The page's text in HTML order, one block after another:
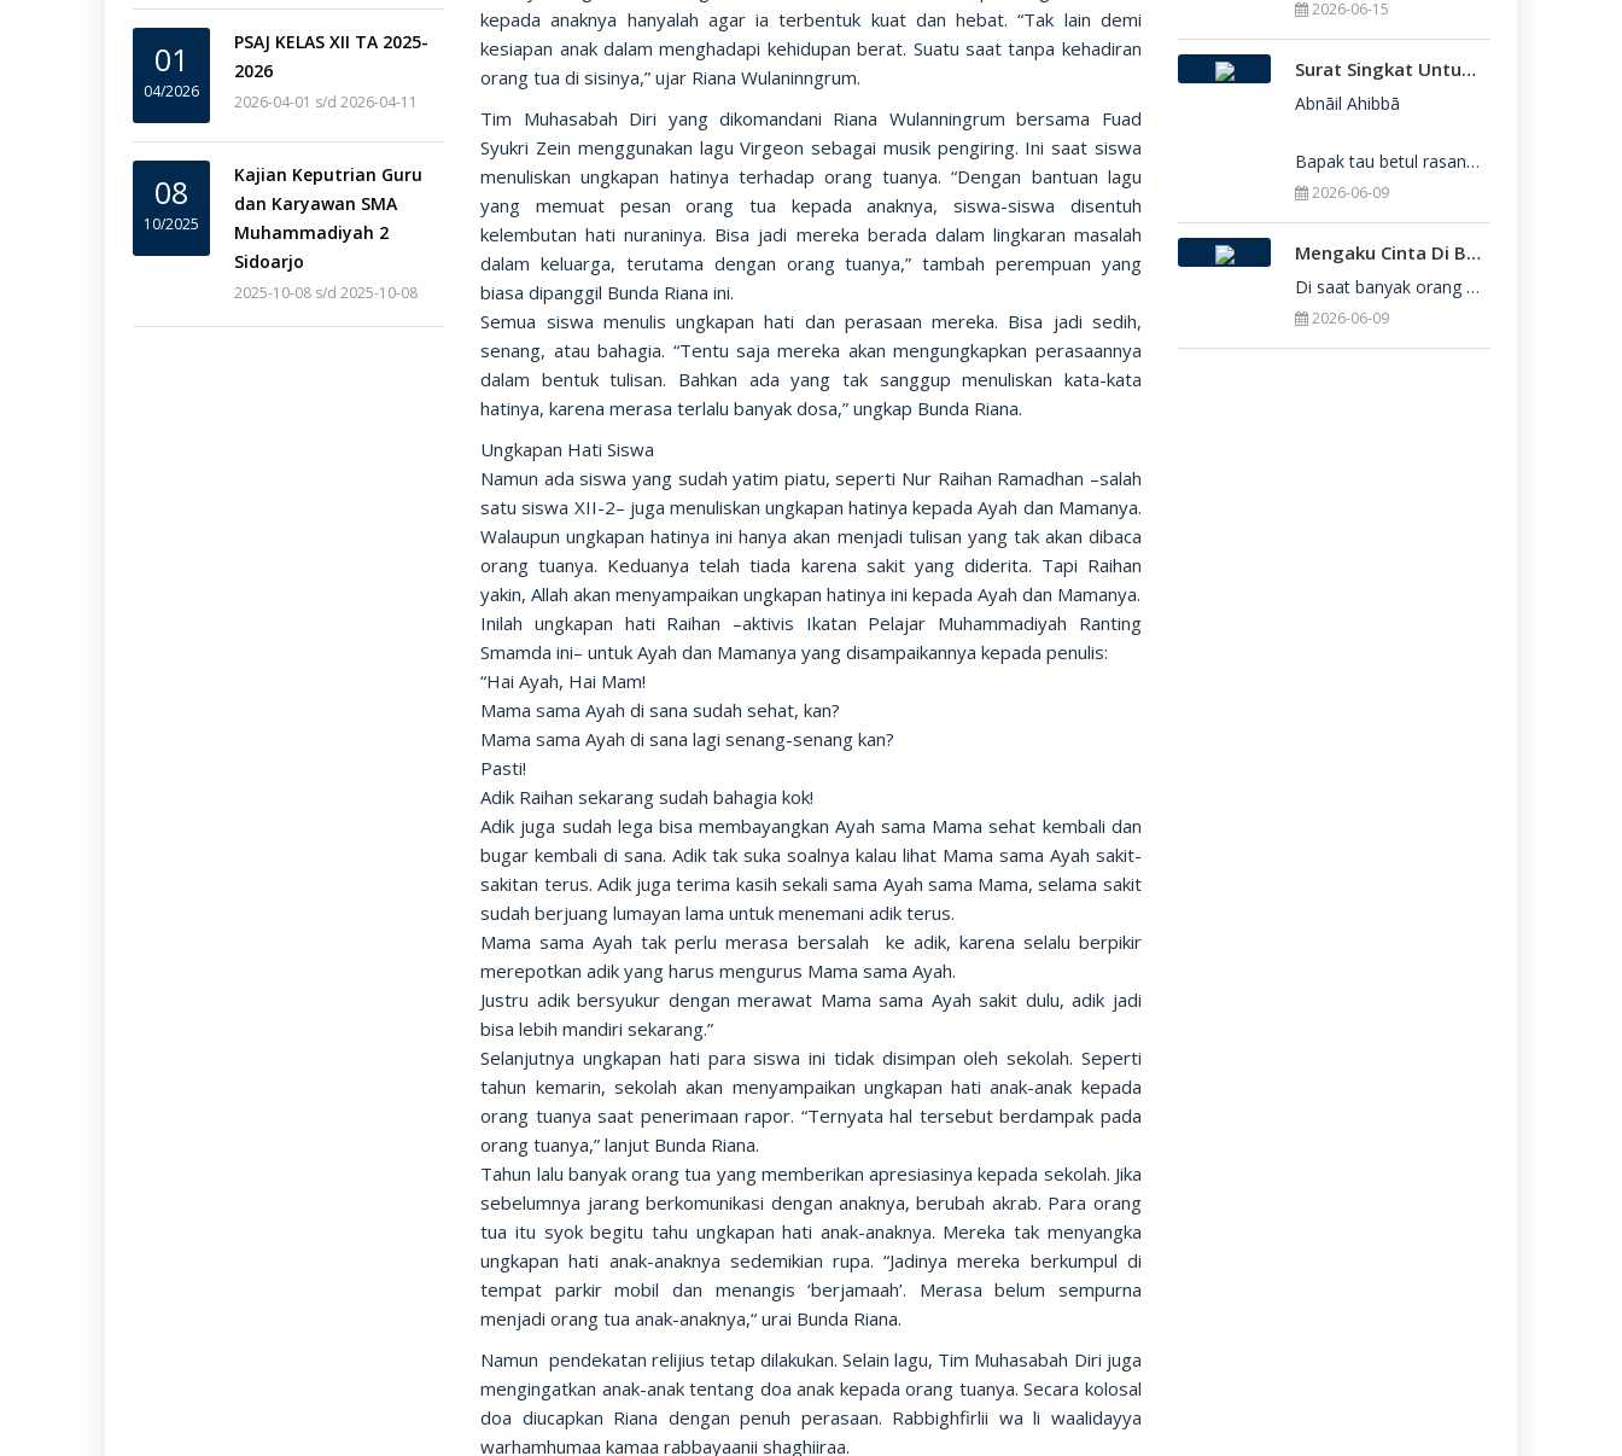
01
04/2026
PSAJ KELAS XII TA 2025-
2026
2026-04-01 s/d 2026-04-11
08
10/2025
Kajian Keputrian Guru
dan Karyawan SMA
Muhammadiyah 2
Sidoarjo
2025-10-08 s/d 2025-10-08
kepada anaknya hanyalah agar ia terbentuk kuat dan hebat. “Tak lain demi
kesiapan anak dalam menghadapi kehidupan berat. Suatu saat tanpa kehadiran
orang tua di sisinya,” ujar Riana Wulaninngrum.
Tim Muhasabah Diri yang dikomandani Riana Wulanningrum bersama Fuad
Syukri Zein menggunakan lagu Virgeon sebagai musik pengiring. Ini saat siswa
menuliskan ungkapan hatinya terhadap orang tuanya. “Dengan bantuan lagu
yang memuat pesan orang tua kepada anaknya, siswa-siswa disentuh
kelembutan hati nuraninya. Bisa jadi mereka berada dalam lingkaran masalah
dalam keluarga, terutama dengan orang tuanya,” tambah perempuan yang
biasa dipanggil Bunda Riana ini.
Semua siswa menulis ungkapan hati dan perasaan mereka. Bisa jadi sedih,
senang, atau bahagia. “Tentu saja mereka akan mengungkapkan perasaannya
dalam bentuk tulisan. Bahkan ada yang tak sanggup menuliskan kata-kata
hatinya, karena merasa terlalu banyak dosa,” ungkap Bunda Riana.
Ungkapan Hati Siswa
Namun ada siswa yang sudah yatim piatu, seperti Nur Raihan Ramadhan –salah
satu siswa XII-2– juga menuliskan ungkapan hatinya kepada Ayah dan Mamanya.
Walaupun ungkapan hatinya ini hanya akan menjadi tulisan yang tak akan dibaca
orang tuanya. Keduanya telah tiada karena sakit yang diderita. Tapi Raihan
yakin, Allah akan menyampaikan ungkapan hatinya ini kepada Ayah dan Mamanya.
Inilah ungkapan hati Raihan –aktivis Ikatan Pelajar Muhammadiyah Ranting
Smamda ini– untuk Ayah dan Mamanya yang disampaikannya kepada penulis:
“Hai Ayah, Hai Mam!
Mama sama Ayah di sana sudah sehat, kan?
Mama sama Ayah di sana lagi senang-senang kan?
Pasti!
Adik Raihan sekarang sudah bahagia kok!
Adik juga sudah lega bisa membayangkan Ayah sama Mama sehat kembali dan
bugar kembali di sana. Adik tak suka soalnya kalau lihat Mama sama Ayah sakit-
sakitan terus. Adik juga terima kasih sekali sama Ayah sama Mama, selama sakit
sudah berjuang lumayan lama untuk menemani adik terus.
Mama sama Ayah tak perlu merasa bersalah ke adik, karena selalu berpikir
merepotkan adik yang harus mengurus Mama sama Ayah.
Justru adik bersyukur dengan merawat Mama sama Ayah sakit dulu, adik jadi
bisa lebih mandiri sekarang.”
Selanjutnya ungkapan hati para siswa ini tidak disimpan oleh sekolah. Seperti
tahun kemarin, sekolah akan menyampaikan ungkapan hati anak-anak kepada
orang tuanya saat penerimaan rapor. “Ternyata hal tersebut berdampak pada
orang tuanya,” lanjut Bunda Riana.
Tahun lalu banyak orang tua yang memberikan apresiasinya kepada sekolah. Jika
sebelumnya jarang berkomunikasi dengan anaknya, berubah akrab. Para orang
tua itu syok begitu tahu ungkapan hati anak-anaknya. Mereka tak menyangka
ungkapan hati anak-anaknya sedemikian rupa. “Jadinya mereka berkumpul di
tempat parkir mobil dan menangis ‘berjamaah’. Merasa belum sempurna
menjadi orang tua anak-anaknya,“ urai Bunda Riana.
Namun pendekatan relijius tetap dilakukan. Selain lagu, Tim Muhasabah Diri juga
mengingatkan anak-anak tentang doa anak kepada orang tuanya. Secara kolosal
doa diucapkan Riana dengan penuh perasaan. Rabbighfirlii wa li waalidayya
warhamhumaa kamaa rabbayaanii shaghiiraa.
2026-06-15
Surat Singkat Untukmu Yang Belum Juga Diterima Di Perguruan Tinggi
Abnāil Ahibbā
Bapak tau betul rasanya berat sekali ketika dirimu belum juga diterima di Perguru
2026-06-09
Mengaku Cinta Di Balik Keterbatasan: Seni Menerima Diri Di Hadapan Ilahi
Di saat banyak orang yang serba menuntut kesempurnaan, kita sering kali terjebak dalam rasa bersalah
2026-06-09